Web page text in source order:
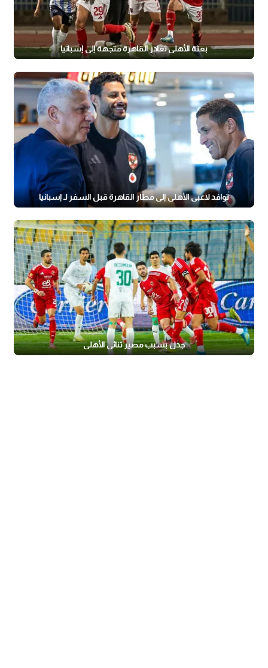
بعثة الأهلي تغادر القاهرة متجهة إلى إسبانيا
توافد لاعبي الأهلي إلى مطار القاهرة قبل السفر لـ إسبانيا
جدل بسبب مصير ثنائي الأهلي